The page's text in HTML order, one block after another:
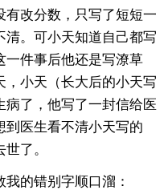
改分数，只写了短短一
。可小天知道自己都写
一件事后他还是写潦草
小天（长大后的小天写
了，他写了一封信给医
到医生看不清小天写的
了。
的错别字顺口溜：